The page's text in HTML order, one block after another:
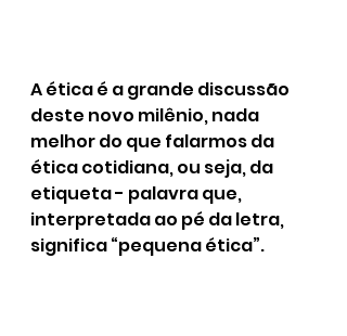
A ética é a grande discussão
deste novo milênio, nada
melhor do que falarmos da
ética cotidiana, ou seja, da
etiqueta - palavra que,
interpretada ao pé da letra,
significa “pequena ética”.